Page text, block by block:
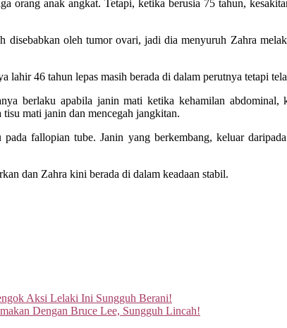
orang anak angkat. Tetapi, ketika berusia 75 tahun,
oleh tumor ovari, jadi dia menyuruh Zahra
lahir 46 tahun lepas masih berada di dalam perutnya tetapi
berlaku apabila janin mati ketika kehamilan
mati janin dan mencegah jangkitan.
fallopian tube. Janin yang berkembang, keluar
dan Zahra kini berada di dalam keadaan stabil.
Aksi Lelaki Ini Sungguh Berani!
Dengan Bruce Lee, Sungguh Lincah!